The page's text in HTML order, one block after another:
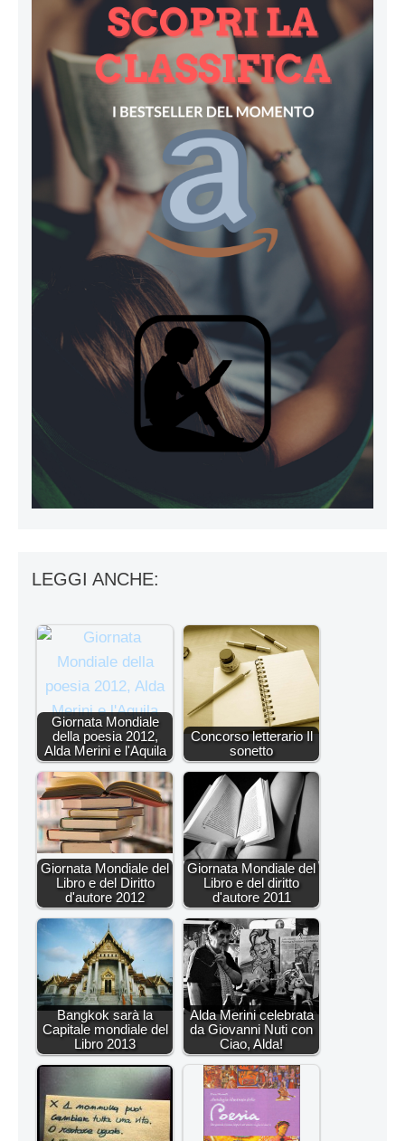
LEGGI ANCHE:
Giornata Mondiale
della poesia 2012,
Alda Merini e l'Aquila
Concorso letterario Il
sonetto
Giornata Mondiale del
Libro e del Diritto
d'autore 2012
Giornata Mondiale del
Libro e del diritto
d'autore 2011
Bangkok sarà la
Capitale mondiale del
Libro 2013
Alda Merini celebrata
da Giovanni Nuti con
Ciao, Alda!